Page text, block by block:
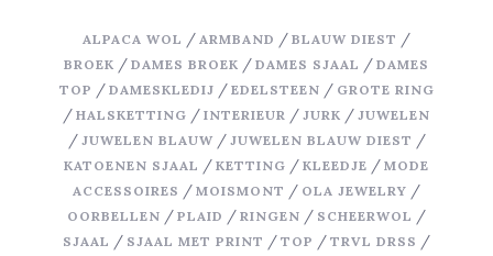
ALPACA WOL / ARMBAND / BLAUW DIEST /
BROEK / DAMES BROEK / DAMES SJAAL / DAMES
TOP / DAMESKLEDIJ / EDELSTEEN / GROTE RING
/ HALSKETTING / INTERIEUR / JURK / JUWELEN
/ JUWELEN BLAUW / JUWELEN BLAUW DIEST /
KATOENEN SJAAL / KETTING / KLEEDJE / MODE
ACCESSOIRES / MOISMONT / OLA JEWELRY /
OORBELLEN / PLAID / RINGEN / SCHEERWOL /
SJAAL / SJAAL MET PRINT / TOP / TRVL DRSS /